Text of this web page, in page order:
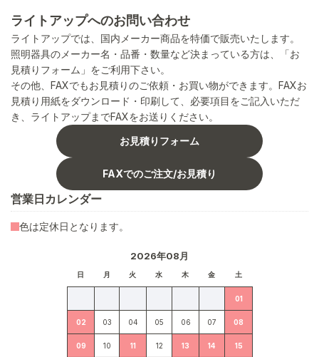
ライトアップへのお問い合わせ
ライトアップでは、国内メーカー商品を特価で販売いたします。
照明器具のメーカー名・品番・数量など決まっている方は、「お
見積りフォーム」をご利用下さい。
その他、FAXでもお見積りのご依頼・お買い物ができます。FAXお
見積り用紙をダウンロード・印刷して、必要項目をご記入いただ
き、ライトアップまでFAXをお送りください。
お見積りフォーム
FAXでのご注文/お見積り
営業日カレンダー
2026年08月
日 月 火 水 木 金 土
01
02 03 04 05 06 07 08
09 10 11 12 13 14 15
色は定休日となります。